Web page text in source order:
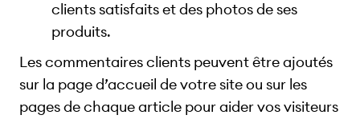
clients satisfaits et des photos de ses
produits.
Les commentaires clients peuvent être ajoutés
sur la page d’accueil de votre site ou sur les
pages de chaque article pour aider vos visiteurs